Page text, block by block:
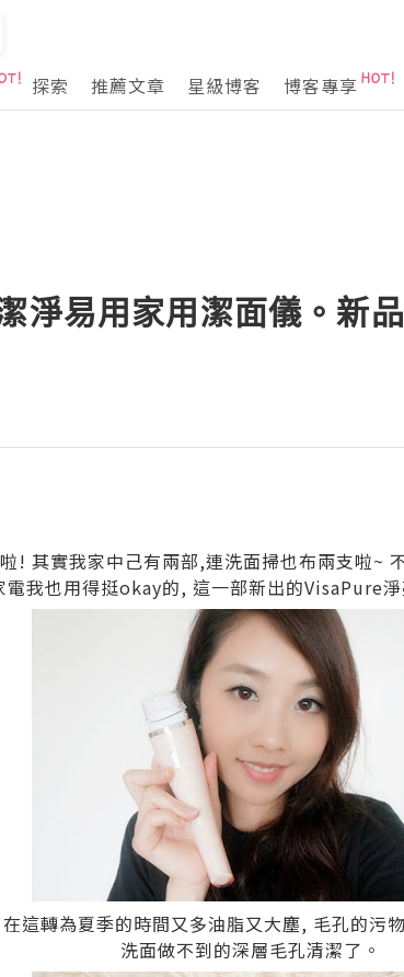
探索 推薦文章 星級博客 博客專享
易用家用潔面儀。新
! 其實我家中己有兩部,連洗面掃也布兩支啦~
我也用得挺okay的, 這一部新出的VisaPure
這轉為夏季的時間又多油脂又大塵, 毛孔的污
洗面做不到的深層毛孔清潔了。